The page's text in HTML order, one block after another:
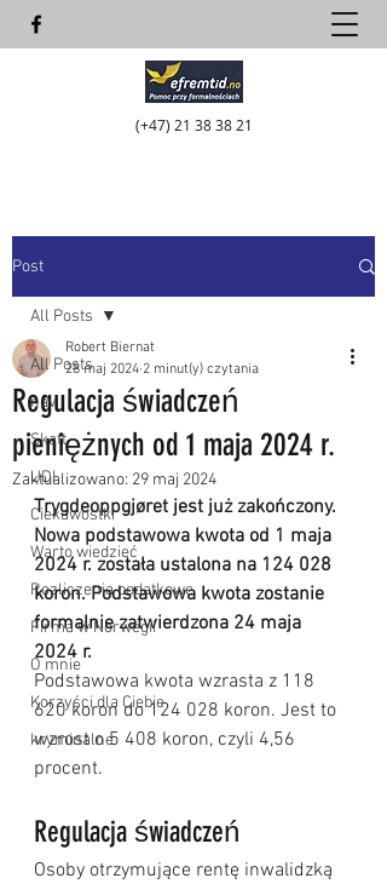
(+47) 21 38 38 21
Post
All Posts
nav
Skatt
UDI
Ciekawostki
Warto wiedzieć
Rozliczenia podatkowe
Firma w Norwegii
O mnie
Korzyści dla Ciebie
kryminalne
All Posts
Regulacja świadczeń
pieniężnych od 1 maja 2024 r.
Robert Biernat
28 maj 2024 2 minut(y) czytania
Zaktualizowano: 29 maj 2024
Trygdeoppgjøret jest już zakończony.
Nowa podstawowa kwota od 1 maja
2024 r. została ustalona na 124 028
koron. Podstawowa kwota zostanie
formalnie zatwierdzona 24 maja
2024 r.
Podstawowa kwota wzrasta z 118
620 koron do 124 028 koron. Jest to
wzrost o 5 408 koron, czyli 4,56
procent.
Regulacja świadczeń
Osoby otrzymujące rentę inwalidzką